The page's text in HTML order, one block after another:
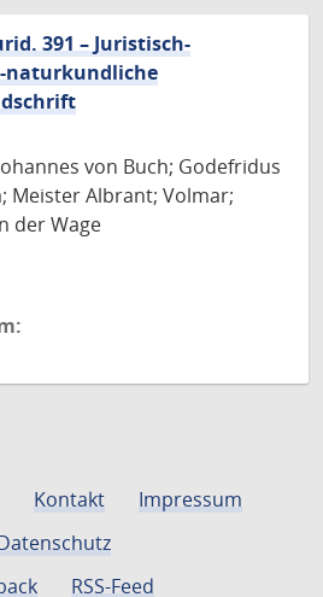
391 – Juristisch-
naturkundliche
von Buch; Godefridus
Meister Albrant; Volmar;
der Wage
Kontakt
Impressum
RSS-Feed